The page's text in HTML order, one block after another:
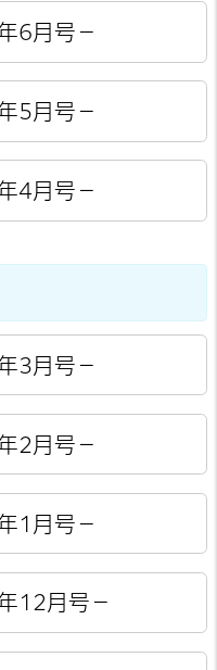
6月号－
5月号－
4月号－
3月号－
2月号－
1月号－
12月号－